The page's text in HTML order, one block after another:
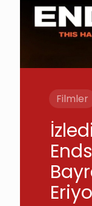
Filmler